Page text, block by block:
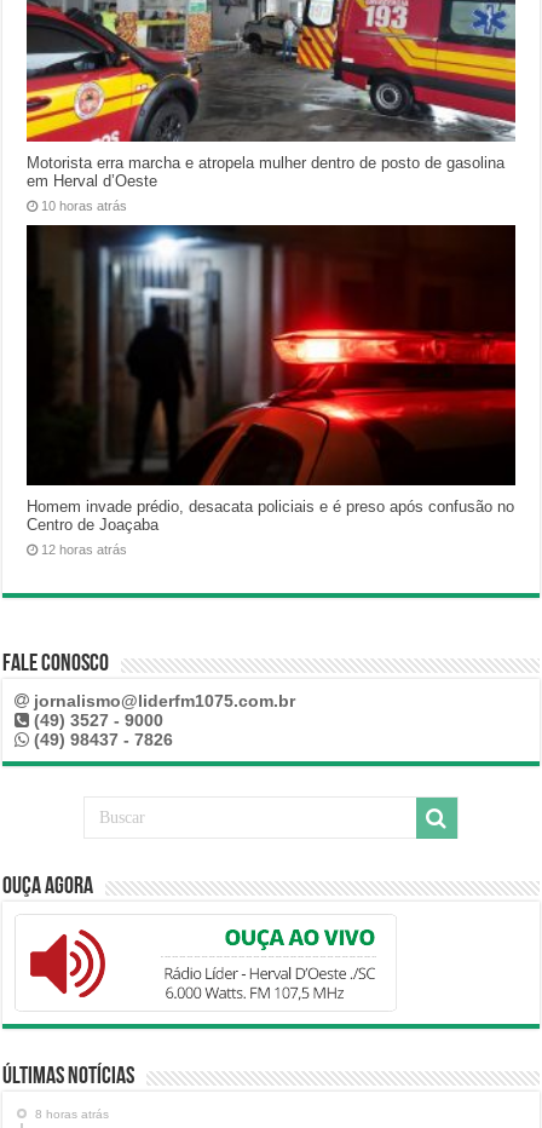
Motorista erra marcha e atropela mulher dentro de posto de gasolina
em Herval d’Oeste
10 horas atrás
Homem invade prédio, desacata policiais e é preso após confusão no
Centro de Joaçaba
12 horas atrás
Fale Conosco
jornalismo@liderfm1075.com.br
(49) 3527 - 9000
(49) 98437 - 7826
Ouça Agora
Últimas Notícias
8 horas atrás